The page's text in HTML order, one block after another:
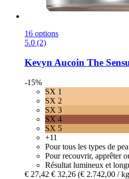
16 options
5.0 (2)
Kevyn Aucoin The
-15%
SX 1
SX 2
SX 3
SX 4
SX 5
+11
Pour tous les types de
Pour recouvrir, apprêter
Résultat lumineux et
€ 27,42 € 32,26 (€ 2.742,00 /